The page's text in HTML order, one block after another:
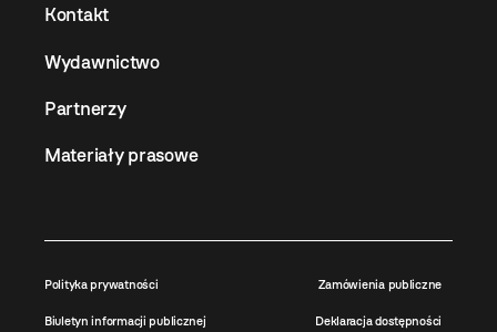
Kontakt
Wydawnictwo
Partnerzy
Materiały prasowe
Polityka prywatności Zamówienia publiczne
Biuletyn informacji publicznej Deklaracja dostępności